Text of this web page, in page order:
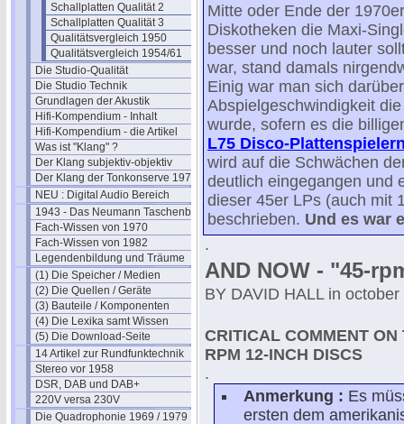
Schallplatten Qualität 2
Schallplatten Qualität 3
Qualitätsvergleich 1950
Qualitätsvergleich 1954/61
Die Studio-Qualität
Die Studio Technik
Grundlagen der Akustik
Hifi-Kompendium - Inhalt
Hifi-Kompendium - die Artikel
Was ist "Klang" ?
Der Klang subjektiv-objektiv
Der Klang der Tonkonserve 1979
NEU : Digital Audio Bereich
1943 - Das Neumann Taschenbuch
Fach-Wissen von 1970
Fach-Wissen von 1982
Legendenbildung und Träume
(1) Die Speicher / Medien
(2) Die Quellen / Geräte
(3) Bauteile / Komponenten
(4) Die Lexika samt Wissen
(5) Die Download-Seite
14 Artikel zur Rundfunktechnik
Stereo vor 1958
DSR, DAB und DAB+
220V versa 230V
Die Quadrophonie 1969 / 1979
Mitte oder Ende der
Diskotheken die Maxi-
besser und noch lauter
war, stand damals
Einig war man sich
Abspielgeschwindigkeit
wurde, sofern es die
L75 Disco-
wird auf die Schwächen
deutlich eingegangen und
dieser 45er LPs (auch mit
beschrieben. Und es war
.
AND NOW - "45-
BY DAVID HALL in october
CRITICAL COMMENT
RPM 12-INCH DISCS
.
Anmerkung : Es
ersten dem